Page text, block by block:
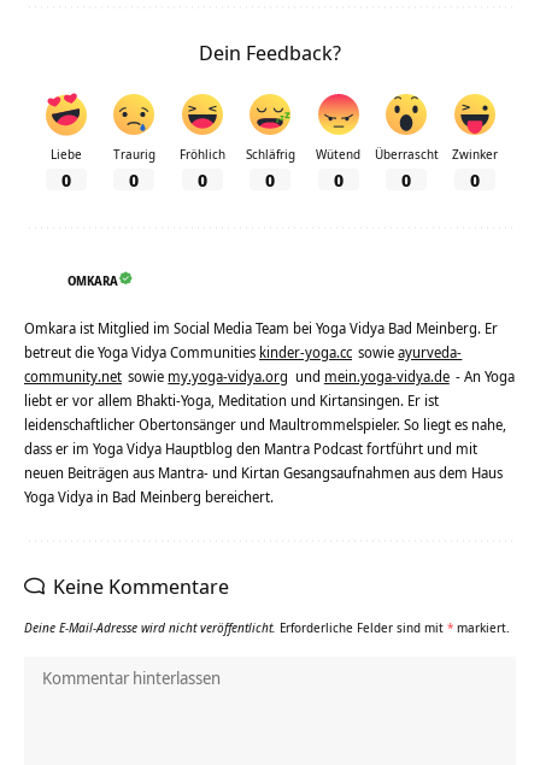
Dein Feedback?
Liebe
0
Traurig
0
Fröhlich
0
Schläfrig
0
Wütend
0
Überrascht
0
Zwinker
0
OMKARA
Omkara ist Mitglied im Social Media Team bei Yoga Vidya Bad Meinberg. Er
betreut die Yoga Vidya Communities kinder-yoga.cc sowieayurveda-
community.net sowie my.yoga-vidya.org und mein.yoga-vidya.de - An Yoga
liebt er vor allem Bhakti-Yoga, Meditation und Kirtansingen. Er ist
leidenschaftlicher Obertonsänger und Maultrommelspieler. So liegt es nahe,
dass er im Yoga Vidya Hauptblog den Mantra Podcast fortführt und mit
neuen Beiträgen aus Mantra- und Kirtan Gesangsaufnahmen aus dem Haus
Yoga Vidya in Bad Meinberg bereichert.
Keine Kommentare
Deine E-Mail-Adresse wird nicht veröffentlicht. Erforderliche Felder sind mit * markiert.